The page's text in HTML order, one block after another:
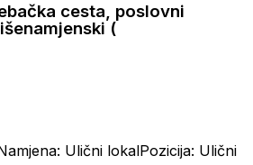
cesta, poslovni
(
Ulični lokalPozicija: Ulični